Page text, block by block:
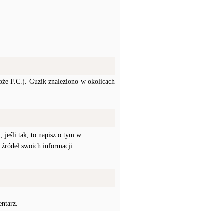
F.C.). Guzik znaleziono w okolicach
jeśli tak, to napisz o tym w
swoich informacji.